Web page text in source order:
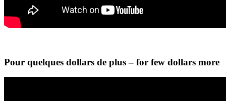
Pour quelques dollars de plus – for few dollars more